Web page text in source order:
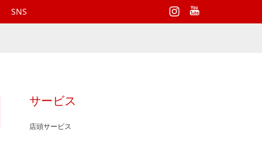
SNS
サービス
店頭サービス